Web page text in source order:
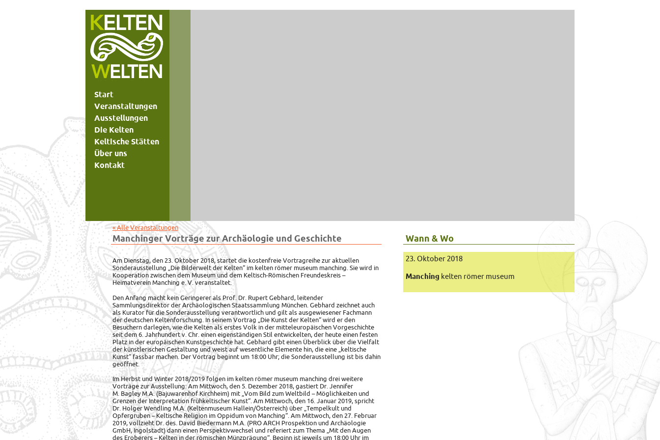
Start
Veranstaltungen
Ausstellungen
Die Kelten
Keltische Stätten
Über uns
Kontakt
« Alle Veranstaltungen
Manchinger Vorträge zur Archäologie und Geschichte
Am Dienstag, den 23. Oktober 2018, startet die kostenfreie Vortragreihe zur aktuellen
Sonderausstellung „Die Bilderwelt der Kelten“ im kelten römer museum manching. Sie wird in
Kooperation zwischen dem Museum und dem Keltisch-Römischen Freundeskreis –
Heimatverein Manching e. V. veranstaltet.
Den Anfang macht kein Geringerer als Prof. Dr. Rupert Gebhard, leitender
Sammlungsdirektor der Archäologischen Staatssammlung München. Gebhard zeichnet auch
als Kurator für die Sonderausstellung verantwortlich und gilt als ausgewiesener Fachmann
der deutschen Keltenforschung. In seinem Vortrag „Die Kunst der Kelten“ wird er den
Besuchern darlegen, wie die Kelten als erstes Volk in der mitteleuropäischen Vorgeschichte
seit dem 6. Jahrhundert v. Chr. einen eigenständigen Stil entwickelten, der heute einen festen
Platz in der europäischen Kunstgeschichte hat. Gebhard gibt einen Überblick über die Vielfalt
der künstlerischen Gestaltung und weist auf wesentliche Elemente hin, die eine „keltische
Kunst“ fassbar machen. Der Vortrag beginnt um 18:00 Uhr; die Sonderausstellung ist bis dahin
geöffnet.
Im Herbst und Winter 2018/2019 folgen im kelten römer museum manching drei weitere
Vorträge zur Ausstellung: Am Mittwoch, den 5. Dezember 2018, gastiert Dr. Jennifer
M. Bagley M.A. (Bajuwarenhof Kirchheim) mit „Vom Bild zum Weltbild – Möglichkeiten und
Grenzen der Interpretation frühkeltischer Kunst“. Am Mittwoch, den 16. Januar 2019, spricht
Dr. Holger Wendling M.A. (Keltenmuseum Hallein/Österreich) über „Tempelkult und
Opfergruben – Keltische Religion im Oppidum von Manching“. Am Mittwoch, den 27. Februar
2019, vollzieht Dr. des. David Biedermann M.A. (PRO ARCH Prospektion und Archäologie
GmbH, Ingolstadt) dann einen Perspektivwechsel und referiert zum Thema „Mit den Augen
des Eroberers – Kelten in der römischen Münzprägung“. Beginn ist jeweils um 18:00 Uhr im
Wann & Wo
23. Oktober 2018
Manching kelten römer museum